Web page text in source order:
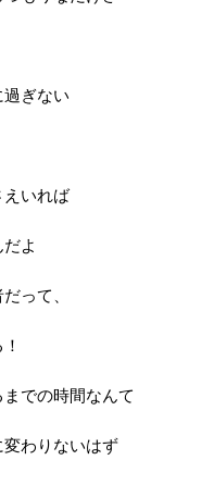
ぎない
えいれば
よ
って、
での時間なんて
わりないはず